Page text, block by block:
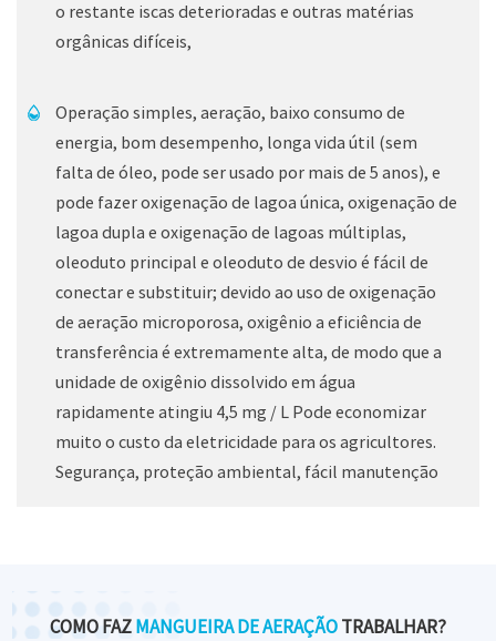
o restante iscas deterioradas e outras matérias
orgânicas difíceis,
Operação simples, aeração, baixo consumo de
energia, bom desempenho, longa vida útil (sem
falta de óleo, pode ser usado por mais de 5 anos), e
pode fazer oxigenação de lagoa única, oxigenação de
lagoa dupla e oxigenação de lagoas múltiplas,
oleoduto principal e oleoduto de desvio é fácil de
conectar e substituir; devido ao uso de oxigenação
de aeração microporosa, oxigênio a eficiência de
transferência é extremamente alta, de modo que a
unidade de oxigênio dissolvido em água
rapidamente atingiu 4,5 mg / L Pode economizar
muito o custo da eletricidade para os agricultores.
Segurança, proteção ambiental, fácil manutenção
COMO FAZMANGUEIRA DE AERAÇÃOTRABALHAR?